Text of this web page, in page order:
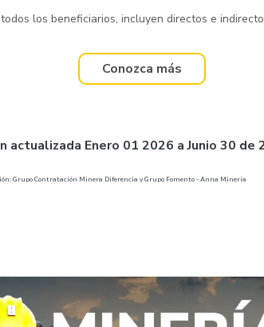
los beneficiarios, incluyen directos e
Conozca más
actualizada Enero 01 2026 a Junio 30 de
Grupo Contratación Minera Diferencia y Grupo Fomento - Anna Mineria